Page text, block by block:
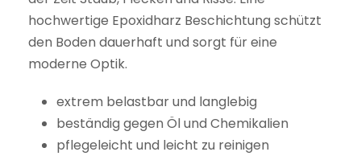
hochwertige Epoxidharz Beschichtung schützt
den Boden dauerhaft und sorgt für eine
moderne Optik.
extrem belastbar und langlebig
beständig gegen Öl und Chemikalien
pflegeleicht und leicht zu reinigen